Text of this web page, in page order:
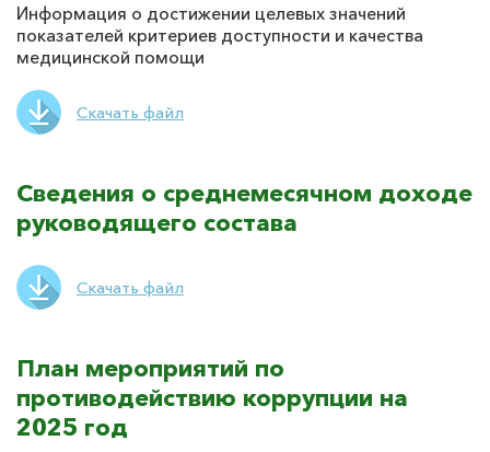
Информация о достижении целевых значений
показателей критериев доступности и качества
медицинской помощи
Скачать файл
Сведения о среднемесячном доходе
руководящего состава
Скачать файл
План мероприятий по
противодействию коррупции на
2025 год